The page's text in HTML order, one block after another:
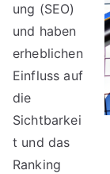
ung (SEO)
und haben
erheblichen
Einfluss auf
die
Sichtbarkei
t und das
Ranking